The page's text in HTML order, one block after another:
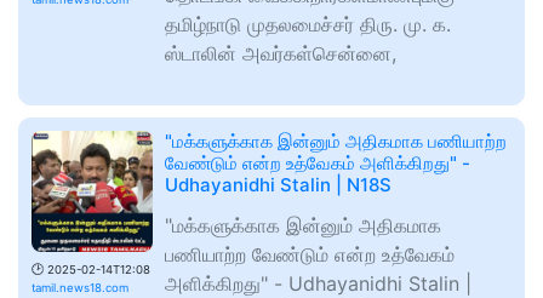
தமிழ்நாடு முதலமைச்சர் திரு. மு. க.
ஸ்டாலின் அவர்கள்சென்னை,
🕑 2025-02-14T12:08
tamil.news18.com
"மக்களுக்காக இன்னும் அதிகமாக பணியாற்ற
வேண்டும் என்ற உத்வேகம் அளிக்கிறது" -
Udhayanidhi Stalin | N18S
"மக்களுக்காக இன்னும் அதிகமாக
பணியாற்ற வேண்டும் என்ற உத்வேகம்
அளிக்கிறது" - Udhayanidhi Stalin |